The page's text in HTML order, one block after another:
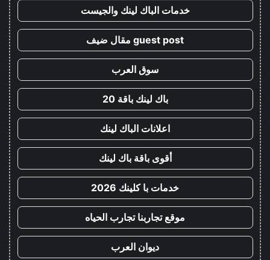
خدمات الباك لينك والجيست
guest post مقال ضيف
سوق العرب
باك لينك باقة 20
اعلانات الباك لينك
أقوى باقة باك لينك
خدمات با كلينك 2026
موقع تجاربنا تجارب الحياه
ديوان العرب